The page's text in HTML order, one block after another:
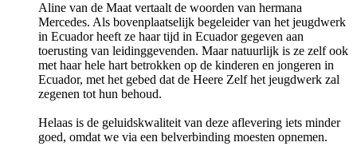
Aline van de Maat vertaalt de woorden van hermana
Mercedes. Als bovenplaatselijk begeleider van het jeugdwerk
in Ecuador heeft ze haar tijd in Ecuador gegeven aan
toerusting van leidinggevenden. Maar natuurlijk is ze zelf ook
met haar hele hart betrokken op de kinderen en jongeren in
Ecuador, met het gebed dat de Heere Zelf het jeugdwerk zal
zegenen tot hun behoud.
Helaas is de geluidskwaliteit van deze aflevering iets minder
goed, omdat we via een belverbinding moesten opnemen.